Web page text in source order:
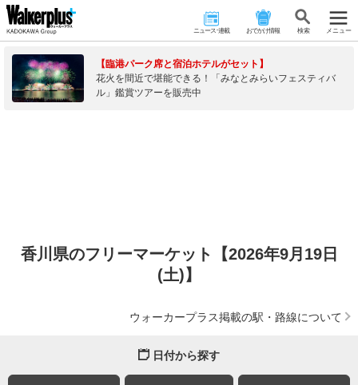
ニュース･連載 おでかけ情報 検 索 メニュー
【臨港パーク席と宿泊ホテルがセット】
花火を間近で堪能できる！「みなとみらいフェスティバ
ル」鑑賞ツアーを販売中
香川県のフリーマーケット【2026年9月19日
(土)】
ウォーカープラス掲載の駅・路線について
日付から探す